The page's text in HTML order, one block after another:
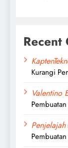
Recent
Kurangi
Valentino
Penjelajah